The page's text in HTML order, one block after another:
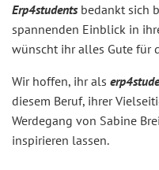
Erp4studentsbedankt sich
spannenden Einblick in
wünscht ihr alles Gute für
Wir hoffen, ihr als
diesem Beruf, ihrer
Werdegang von Sabine
inspirieren lassen.